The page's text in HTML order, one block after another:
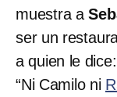
muestra a
ser un
a quien le dice:
“Ni Camilo ni